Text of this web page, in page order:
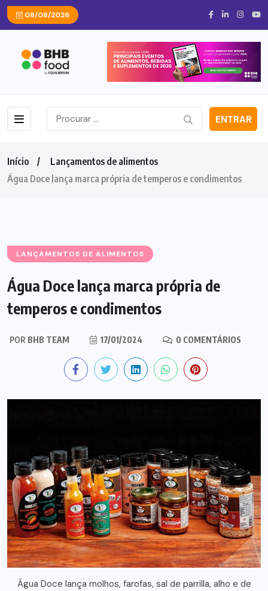
08/08/2026
ENTRAR
Início
Lançamentos de alimentos
Água Doce lança marca própria de temperos e condimentos
LANÇAMENTOS DE ALIMENTOS
Água Doce lança marca própria de
temperos e condimentos
POR BHB TEAM 17/01/2024 0 COMENTÁRIOS
Água Doce lança molhos, farofas, sal de parrilla, alho e de